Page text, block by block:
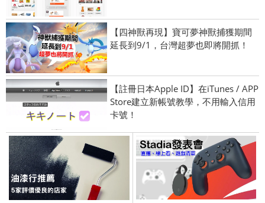
【四神獸再現】寶可夢神獸捕獲期間
延長到9/1，台灣超夢也即將開抓！
【註冊日本Apple ID】在iTunes / APP
Store建立新帳號教學，不用輸入信用
卡號！